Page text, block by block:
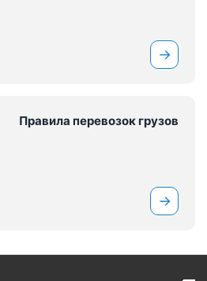
→
Правила перевозок грузов
→